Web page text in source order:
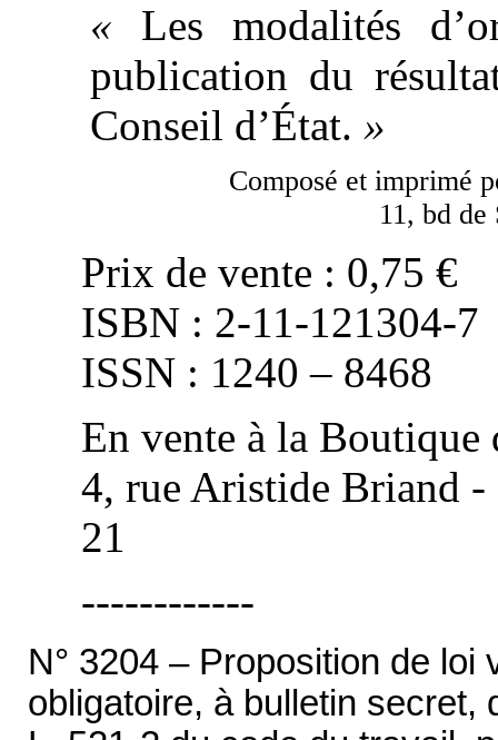
« Les modalités
publication du
Conseil d’État. »
Composé et imprimé
11, bd de
Prix de vente : 0,75 €
ISBN : 2-11-121304-7
ISSN : 1240 – 8468
En vente à la Boutique
4, rue Aristide Briand
21
------------
N° 3204 – Proposition de
obligatoire, à bulletin secret,